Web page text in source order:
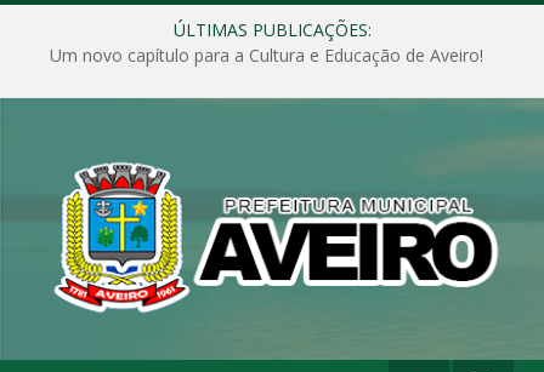
ÚLTIMAS PUBLICAÇÕES:
Um novo capítulo para a Cultura e Educação de Aveiro!